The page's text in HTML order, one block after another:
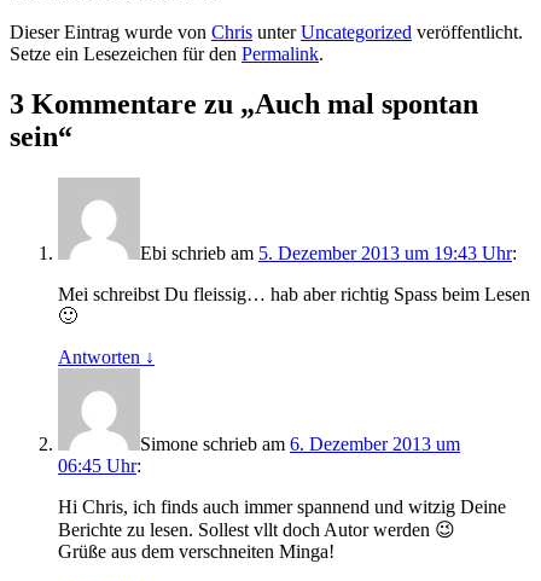
Dieser Eintrag wurde von Chris unterUncategorized veröffentlicht.
Setze ein Lesezeichen für den Permalink.
3 Kommentare zu „Auch mal spontan
sein“
Ebi schrieb am 5. Dezember 2013 um 19:43 Uhr:
Mei schreibst Du fleissig… hab aber richtig Spass beim Lesen
🙂
Antworten ↓
Simone schrieb am 6. Dezember 2013 um
06:45 Uhr:
Hi Chris, ich finds auch immer spannend und witzig Deine
Berichte zu lesen. Sollest vllt doch Autor werden 😉
Grüße aus dem verschneiten Minga!